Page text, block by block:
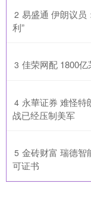
2 易盛通 伊朗议员
利”
3 佳荣网配 1800
4 永華证券 难怪特
战已经压制美军
5 金砖财富 瑞德智
可证书